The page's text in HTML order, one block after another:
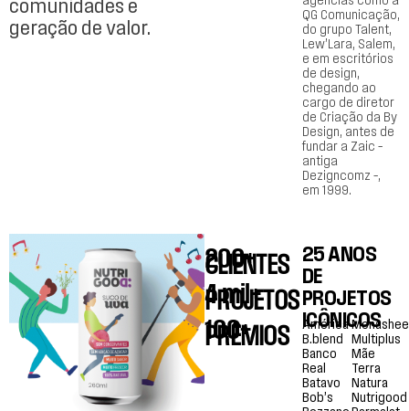
QG Comunicação,
do grupo Talent,
Lew’Lara, Salem,
e em escritórios
de design,
chegando ao
cargo de diretor
de Criação da By
Design, antes de
fundar a Zaic –
antiga
Dezigncomz –,
em 1999.
comunidades e
geração de valor.
200+
CLIENTES
4 mil+
PROJETOS
100+
PRÊMIOS
25 ANOS
DE
PROJETOS
ICÔNICOS
América
B.blend
Banco
Real
Batavo
Bob’s
Multiplus
Mãe
Terra
Natura
Nutrigood